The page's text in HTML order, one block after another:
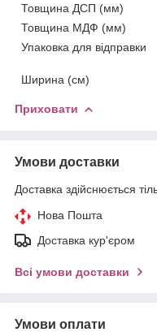
Товщина ДСП (мм)
Товщина МДФ (мм)
Упаковка для відправки
Ширина (см)
Приховати
Умови доставки
Доставка здійснюється
Нова Пошта
Доставка кур'єром
Всі умови доставки
Умови оплати